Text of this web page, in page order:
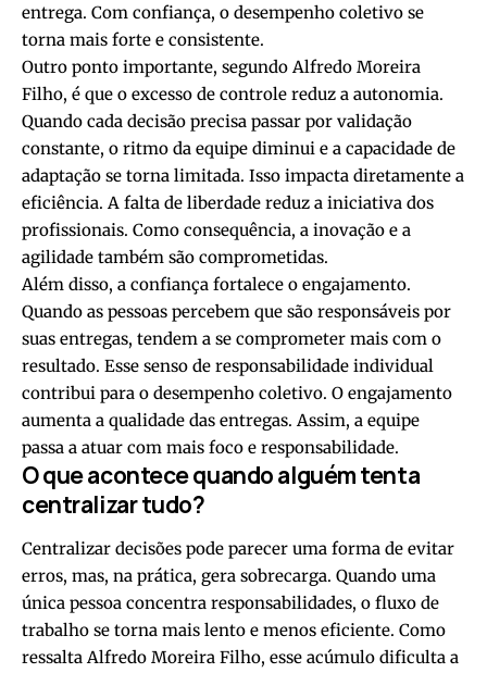
entrega. Com confiança, o desempenho coletivo se
torna mais forte e consistente.
Outro ponto importante, segundo Alfredo Moreira
Filho, é que o excesso de controle reduz a autonomia.
Quando cada decisão precisa passar por validação
constante, o ritmo da equipe diminui e a capacidade de
adaptação se torna limitada. Isso impacta diretamente a
eficiência. A falta de liberdade reduz a iniciativa dos
profissionais. Como consequência, a inovação e a
agilidade também são comprometidas.
Além disso, a confiança fortalece o engajamento.
Quando as pessoas percebem que são responsáveis por
suas entregas, tendem a se comprometer mais com o
resultado. Esse senso de responsabilidade individual
contribui para o desempenho coletivo. O engajamento
aumenta a qualidade das entregas. Assim, a equipe
passa a atuar com mais foco e responsabilidade.
O que acontece quando alguém tenta
centralizar tudo?
Centralizar decisões pode parecer uma forma de evitar
erros, mas, na prática, gera sobrecarga. Quando uma
única pessoa concentra responsabilidades, o fluxo de
trabalho se torna mais lento e menos eficiente. Como
ressalta Alfredo Moreira Filho, esse acúmulo dificulta a